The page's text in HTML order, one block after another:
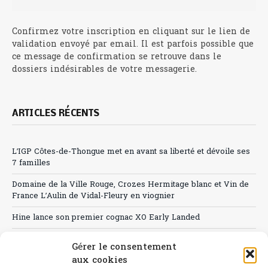
Gérer le consentement
aux cookies
Confirmez votre inscription en cliquant sur le lien de
validation envoyé par email. Il est parfois possible que
ce message de confirmation se retrouve dans le
dossiers indésirables de votre messagerie.
ARTICLES RÉCENTS
L’IGP Côtes-de-Thongue met en avant sa liberté et dévoile ses
7 familles
Domaine de la Ville Rouge, Crozes Hermitage blanc et Vin de
France L’Aulin de Vidal-Fleury en viognier
Hine lance son premier cognac XO Early Landed